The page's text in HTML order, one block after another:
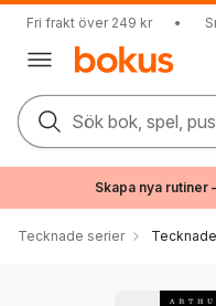
Fri frakt över 249 kr •
Sök bok, spel,
Skapa nya rutiner
Tecknade serier